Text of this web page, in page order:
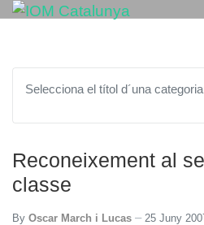
Selecciona el títol d´una
Reconeixement al
classe
By Oscar March i Lucas 25 Juny